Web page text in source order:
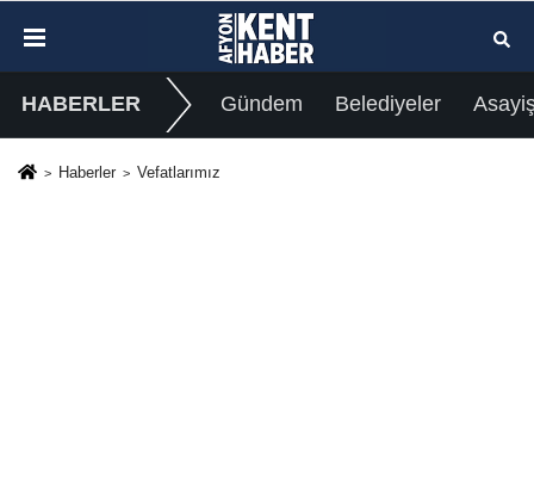
HABERLER Gündem Belediyeler
Haberler Vefatlarımız